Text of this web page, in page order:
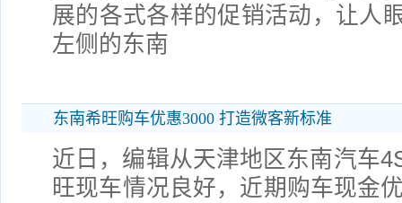
展的各式各样的促销活动，让人
左侧的东南
东南希旺购车优惠3000 打造微客新标准
近日，编辑从天津地区东南汽车
旺现车情况良好，近期购车现金